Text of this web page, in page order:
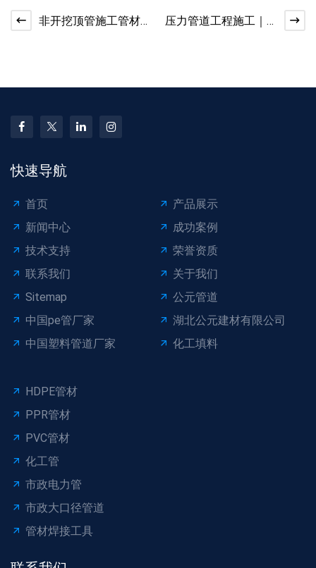
非开挖顶管施工管材
压力管道工程施工｜
快速导航
首页
产品展示
新闻中心
成功案例
技术支持
荣誉资质
联系我们
关于我们
Sitemap
公元管道
中国pe管厂家
湖北公元建材有限公司
中国塑料管道厂家
化工填料
HDPE管材
PPR管材
PVC管材
化工管
市政电力管
市政大口径管道
管材焊接工具